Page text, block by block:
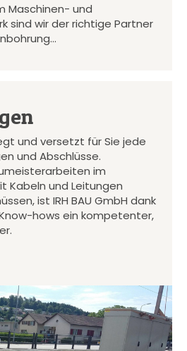
Maschinen- und
sind wir der richtige Partner
und versetzt für Sie jede
und Abschlüsse.
im
Kabeln und Leitungen
ist IRH BAU GmbH dank
hows ein kompetenter,